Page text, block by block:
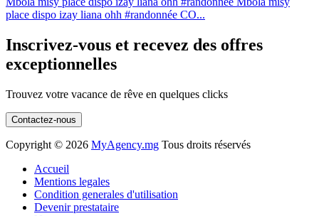
place dispo izay liana ohh #randonnée CO...
Inscrivez-vous et recevez des offres
exceptionnelles
Trouvez votre vacance de rêve en quelques clicks
Contactez-nous
Copyright © 2026 MyAgency.mg Tous droits réservés
Accueil
Mentions legales
Condition generales d'utilisation
Devenir prestataire